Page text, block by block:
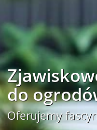
do
Oferujemy